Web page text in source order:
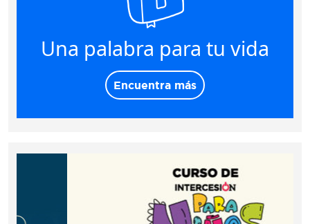
Una palabra para tu vida
Encuentra más